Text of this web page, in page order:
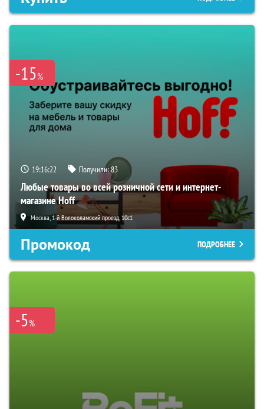
-15%
19:16:21 Получили:83
Любые товары во всей розничной сети и интернет-
магазине Hoff
Москва, 1-й Волоколамский проезд, 10с1
Промокод ПОДРОБНЕЕ
-5%